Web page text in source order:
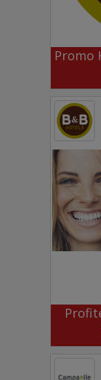
Promo